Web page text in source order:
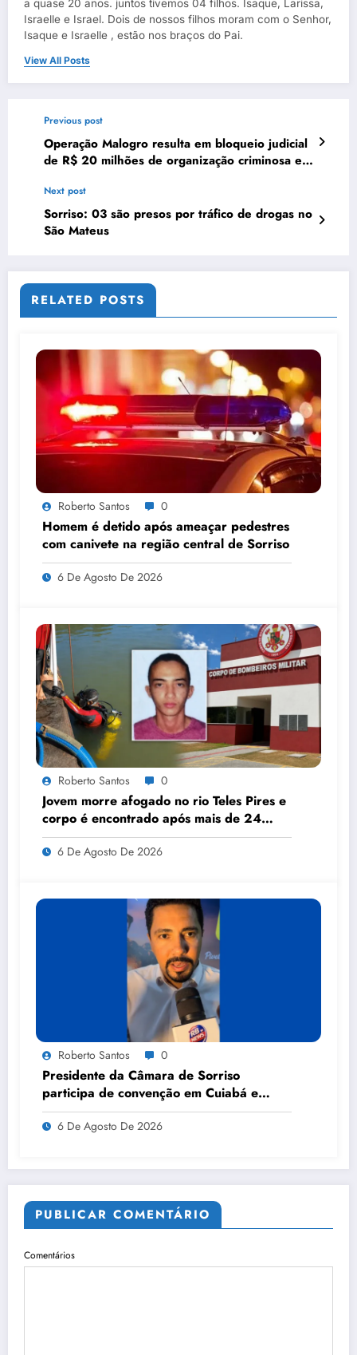
a quase 20 anos. juntos tivemos 04 filhos. Isaque, Larissa,
Israelle e Israel. Dois de nossos filhos moram com o Senhor,
Isaque e Israelle , estão nos braços do Pai.
View All Posts
Previous post
Operação Malogro resulta em bloqueio judicial
de R$ 20 milhões de organização criminosa em
Next post
Sorriso: 03 são presos por tráfico de drogas no
São Mateus
RELATED POSTS
Roberto Santos 0
Homem é detido após ameaçar pedestres
com canivete na região central de Sorriso
6 De Agosto De 2026
Roberto Santos 0
Jovem morre afogado no rio Teles Pires e
corpo é encontrado após mais de 24
horas de buscas
6 De Agosto De 2026
Roberto Santos 0
Presidente da Câmara de Sorriso
participa de convenção em Cuiabá e
anuncia apoio a candidatos nas eleições
6 De Agosto De 2026
PUBLICAR COMENTÁRIO
Comentários